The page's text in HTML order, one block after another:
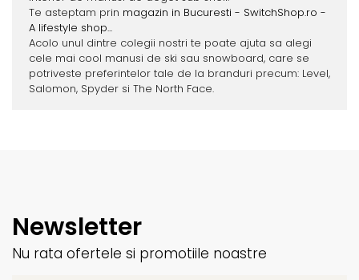
Te asteptam prin magazin in Bucuresti - SwitchShop.ro -
A lifestyle shop...
Acolo unul dintre colegii nostri te poate ajuta sa alegi
cele mai cool manusi de ski sau snowboard, care se
potriveste preferintelor tale de la branduri precum: Level,
Salomon, Spyder si The North Face.
Newsletter
Nu rata ofertele si promotiile noastre